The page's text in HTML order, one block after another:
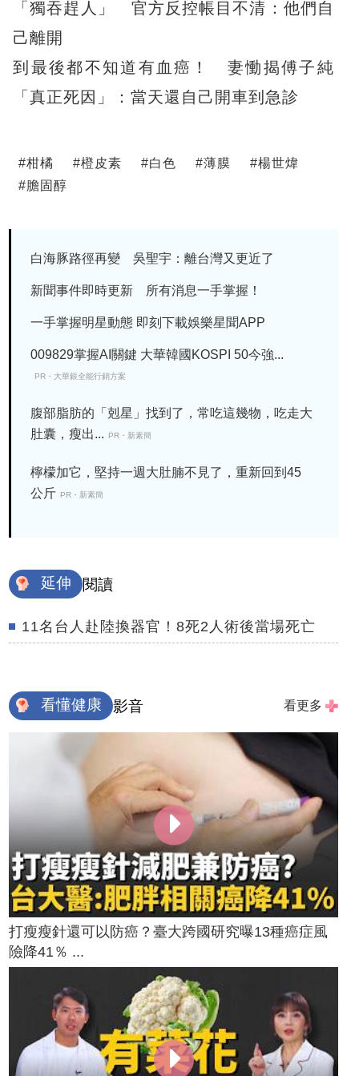
「獨吞趕人」 官方反控帳目不清：他們自
己離開
到最後都不知道有血癌！ 妻慟揭傅子純
「真正死因」：當天還自己開車到急診
#柑橘 #橙皮素 #白色 #薄膜 #楊世煒
#膽固醇
白海豚路徑再變 吳聖宇：離台灣又更近了
新聞事件即時更新 所有消息一手掌握！
一手掌握明星動態 即刻下載娛樂星聞APP
009829掌握AI關鍵 大華韓國KOSPI 50今強...
PR・大華銀全能行銷方案
腹部脂肪的「剋星」找到了，常吃這幾物，吃走大
肚囊，瘦出...
PR・新素簡
檸檬加它，堅持一週大肚腩不見了，重新回到45
公斤 PR・新素簡
延伸 閱讀
11名台人赴陸換器官！8死2人術後當場死亡
看懂健康 影音 看更多
打瘦瘦針還可以防癌？臺大跨國研究曝13種癌症風
險降41％ ...